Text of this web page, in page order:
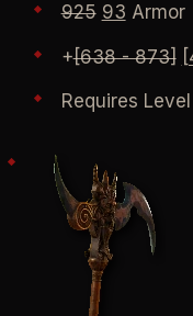
925 93 Armor
+[638 - 873]
Requires